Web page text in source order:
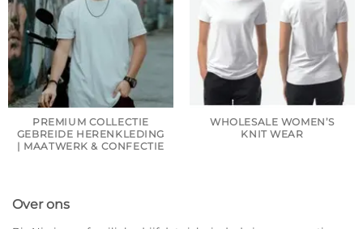
PREMIUM COLLECTIE
GEBREIDE HERENKLEDING
| MAATWERK & CONFECTIE
WHOLESALE WOMEN’S
KNIT WEAR
Over ons